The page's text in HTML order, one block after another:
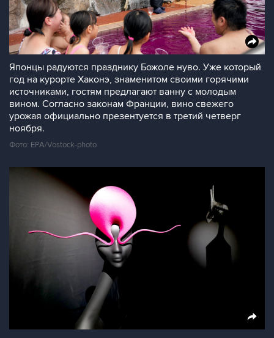
Японцы радуются празднику Божоле нуво. Уже который
год на курорте Хаконэ, знаменитом своими горячими
источниками, гостям предлагают ванну с молодым
вином. Согласно законам Франции, вино свежего
урожая официально презентуется в третий четверг
ноября.
Фото: EPA/Vostock-photo